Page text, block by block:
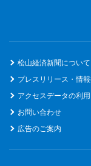
松山経済新聞について
プレスリリース・情
アクセスデータの利
お問い合わせ
広告のご案内